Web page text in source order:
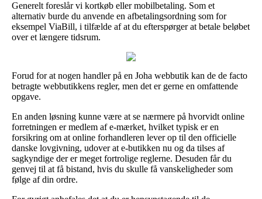
Generelt foreslår vi kortkøb eller mobilbetaling. Som et
alternativ burde du anvende en afbetalingsordning som for
eksempel ViaBill, i tilfælde af at du efterspørger at betale beløbet
over et længere tidsrum.
Forud for at nogen handler på en Joha webbutik kan de de facto
betragte webbutikkens regler, men det er gerne en omfattende
opgave.
En anden løsning kunne være at se nærmere på hvorvidt online
forretningen er medlem af e-mærket, hvilket typisk er en
forsikring om at online forhandleren lever op til den officielle
danske lovgivning, udover at e-butikken nu og da tilses af
sagkyndige der er meget fortrolige reglerne. Desuden får du
genvej til at få bistand, hvis du skulle få vanskeligheder som
følge af din ordre.